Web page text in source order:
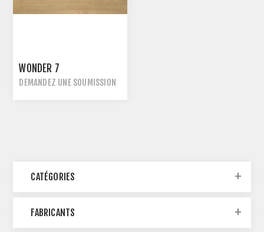
WONDER 7
DEMANDEZ UNE SOUMISSION
CATÉGORIES
FABRICANTS